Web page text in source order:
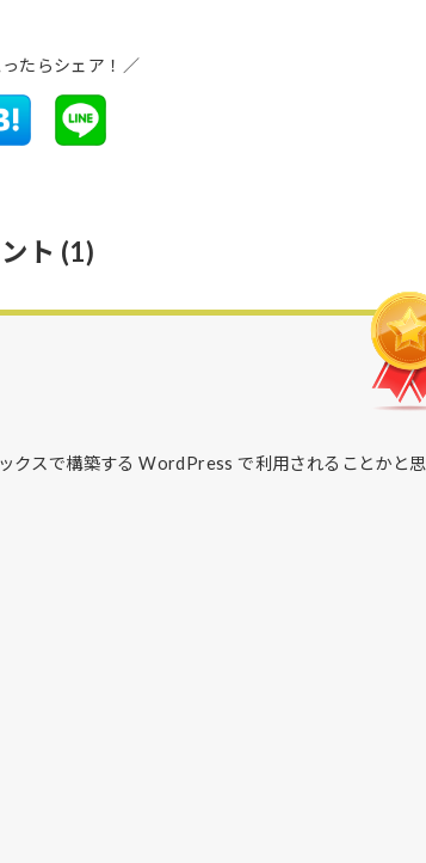
たらシェア！／
ト (1)
クスで構築する WordPress で利用されることかと思